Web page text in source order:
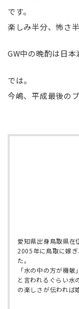
です。
楽しみ半分、怖さ半
GW中の晩酌は日本
では。
今嶋、平成最後の
愛知県出身鳥取県在
2005年に鳥取に嫁
た。
「水の中の方が機敏」
と言われるぐらい水
の楽しさが伝われば